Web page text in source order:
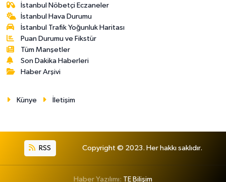
İstanbul Nöbetçi Eczaneler
İstanbul Hava Durumu
İstanbul Trafik Yoğunluk Haritası
Puan Durumu ve Fikstür
Tüm Manşetler
Son Dakika Haberleri
Haber Arşivi
Künye İletişim
RSS Copyright © 2023. Her hakkı saklıdır.
Haber Yazılımı: TE Bilişim